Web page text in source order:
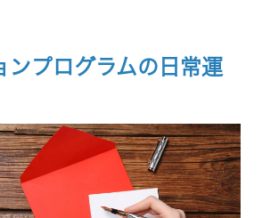
ンプログラムの日常運